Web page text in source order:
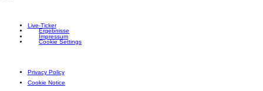
Live-Ticker
Ergebnisse
Impressum
Cookie Settings
Privacy Policy
Cookie Notice